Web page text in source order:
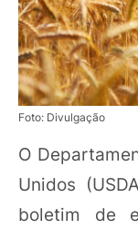
Foto: Divulgação
O
Unidos
boletim de